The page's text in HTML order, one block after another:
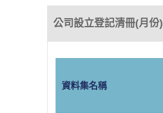
公司設立登記清冊(月份)
資料集名稱